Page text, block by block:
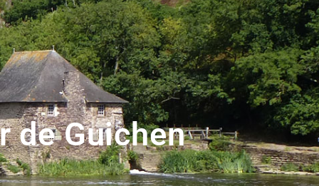
de Guichen